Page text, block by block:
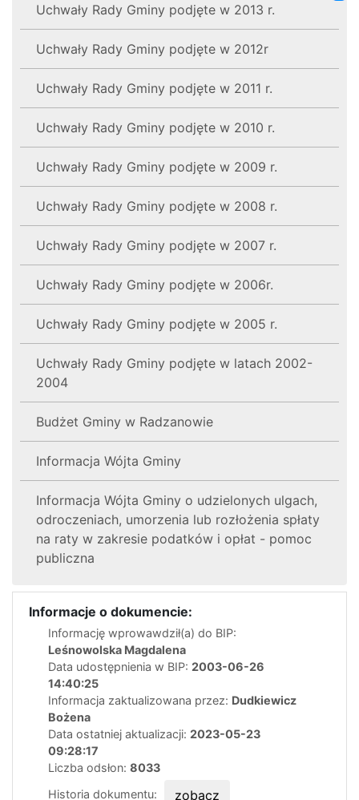
Uchwały Rady Gminy podjęte w 2013 r.
Uchwały Rady Gminy podjęte w 2012r
Uchwały Rady Gminy podjęte w 2011 r.
Uchwały Rady Gminy podjęte w 2010 r.
Uchwały Rady Gminy podjęte w 2009 r.
Uchwały Rady Gminy podjęte w 2008 r.
Uchwały Rady Gminy podjęte w 2007 r.
Uchwały Rady Gminy podjęte w 2006r.
Uchwały Rady Gminy podjęte w 2005 r.
Uchwały Rady Gminy podjęte w latach 2002-
2004
Budżet Gminy w Radzanowie
Informacja Wójta Gminy
Informacja Wójta Gminy o udzielonych ulgach,
odroczeniach, umorzenia lub rozłożenia spłaty
na raty w zakresie podatków i opłat - pomoc
publiczna
Informacje o dokumencie:
Informację wprowawdził(a) do BIP:
Leśnowolska Magdalena
Data udostępnienia w BIP: 2003-06-26
14:40:25
Informacja zaktualizowana przez: Dudkiewicz
Bożena
Data ostatniej aktualizacji: 2023-05-23
09:28:17
Liczba odsłon: 8033
Historia dokumentu:
zobacz